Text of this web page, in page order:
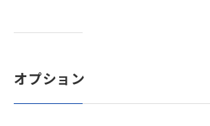
オプション